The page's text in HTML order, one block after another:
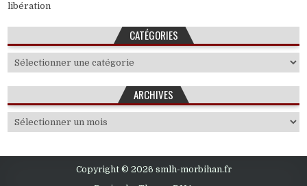
libération
CATÉGORIES
Catégories
ARCHIVES
Archives
Copyright © 2026 smlh-morbihan.fr